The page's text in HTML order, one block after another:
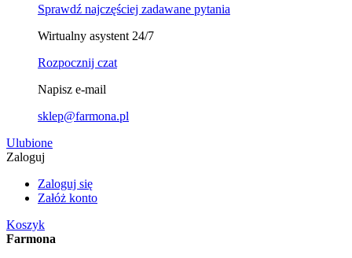
Sprawdź najczęściej zadawane pytania
Wirtualny asystent 24/7
Rozpocznij czat
Napisz e-mail
sklep@farmona.pl
Ulubione
Zaloguj
Zaloguj się
Załóż konto
Koszyk
Farmona